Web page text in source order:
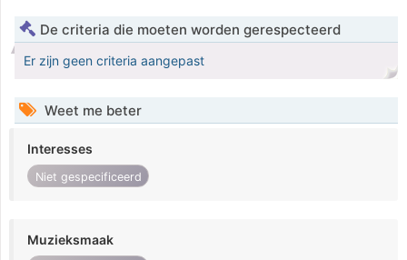
De criteria die moeten worden gerespecteerd
Er zijn geen criteria aangepast
Weet me beter
Interesses
Niet gespecificeerd
Muzieksmaak